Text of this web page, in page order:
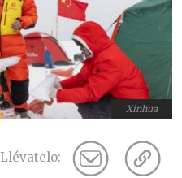
Xinhua
Llévatelo: